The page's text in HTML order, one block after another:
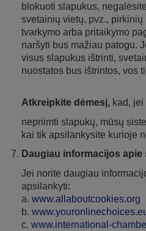
blokuoti slapukus,
svetainių vietų, pvz.,
tvarkymo arba pritaikymo
naršyti bus mažiau patogu.
visus slapukus ištrinti,
nuostatos bus ištrintos, vos
Atkreipkite dėmesį, kad,
nepriimti slapukų, mūsų
kai tik apsilankysite kurioje
Daugiau informacijos apie
Jei norite daugiau
apsilankyti:
a. www.allaboutcookies.org
b.
c. www.international-